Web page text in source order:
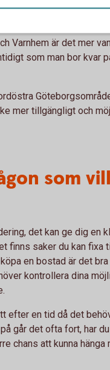
vi har en fin miljö runt
se att olika områden
Varnhem är det mer
som man bor kvar
mer tillgängligt och
som
det kan ge dig en
finns saker du kan fixa
en bostad är det bra
kontrollera dina
efter en tid då det
går det ofta fort, har
chans att kunna hänga